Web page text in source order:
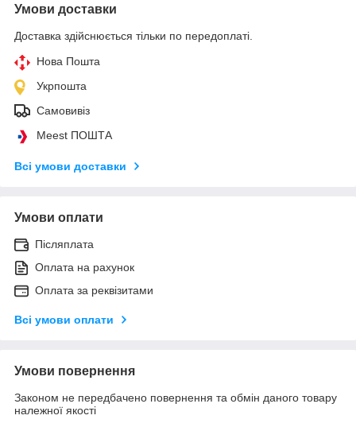
Умови доставки
Доставка здійснюється тільки по передоплаті.
Нова Пошта
Укрпошта
Самовивіз
Meest ПОШТА
Всі умови доставки
Умови оплати
Післяплата
Оплата на рахунок
Оплата за реквізитами
Всі умови оплати
Умови повернення
Законом не передбачено повернення та обмін даного товару
належної якості